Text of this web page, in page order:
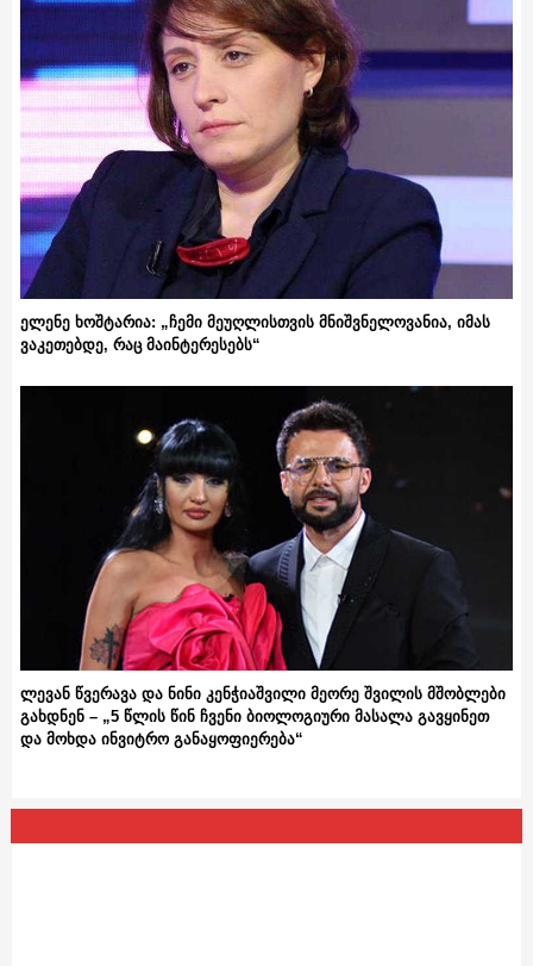
ელენე ხოშტარია: „ჩემი მეუღლისთვის მნიშვნელოვანია, იმას
ვაკეთებდე, რაც მაინტერესებს“
ლევან წვერავა და ნინი კენჭიაშვილი მეორე შვილის მშობლები
გახდნენ – „5 წლის წინ ჩვენი ბიოლოგიური მასალა გავყინეთ
და მოხდა ინვიტრო განაყოფიერება“